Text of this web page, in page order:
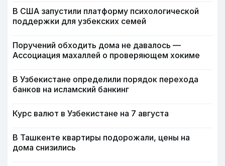
В США запустили платформу психологической
поддержки для узбекских семей
Поручений обходить дома не давалось —
Ассоциация махаллей о проверяющем хокиме
В Узбекистане определили порядок перехода
банков на исламский банкинг
Курс валют в Узбекистане на 7 августа
В Ташкенте квартиры подорожали, цены на
дома снизились